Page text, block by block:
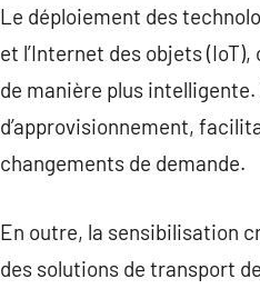
Le déploiement des
et l’Internet des objets
de manière plus
d’approvisionnement,
changements de demande.
En outre, la sensibilisation
des solutions de transport